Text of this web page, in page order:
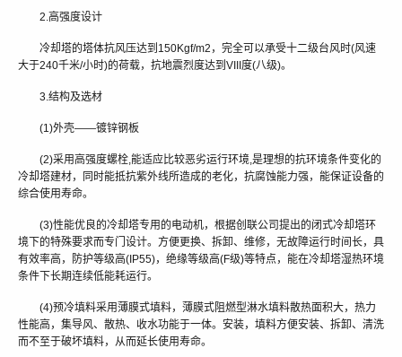
2.高强度设计
冷却塔的塔体抗风压达到150Kgf/m2，完全可以承受十二级台风时(风速
大于240千米/小时)的荷载，抗地震烈度达到VIII度(八级)。
3.结构及选材
(1)外壳——镀锌钢板
(2)采用高强度螺栓,能适应比较恶劣运行环境,是理想的抗环境条件变化的
冷却塔建材，同时能抵抗紫外线所造成的老化，抗腐蚀能力强，能保证设备的
综合使用寿命。
(3)性能优良的冷却塔专用的电动机，根据创联公司提出的闭式冷却塔环
境下的特殊要求而专门设计。方便更换、拆卸、维修，无故障运行时间长，具
有效率高，防护等级高(IP55)，绝缘等级高(F级)等特点，能在冷却塔湿热环境
条件下长期连续低能耗运行。
(4)预冷填料采用薄膜式填料，薄膜式阻燃型淋水填料散热面积大，热力
性能高，集导风、散热、收水功能于一体。安装，填料方便安装、拆卸、清洗
而不至于破坏填料，从而延长使用寿命。